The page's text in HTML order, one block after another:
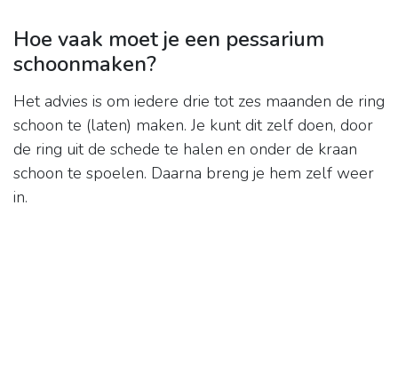
Hoe vaak moet je een pessarium
schoonmaken?
Het advies is om iedere drie tot zes maanden de ring
schoon te (laten) maken. Je kunt dit zelf doen, door
de ring uit de schede te halen en onder de kraan
schoon te spoelen. Daarna breng je hem zelf weer
in.